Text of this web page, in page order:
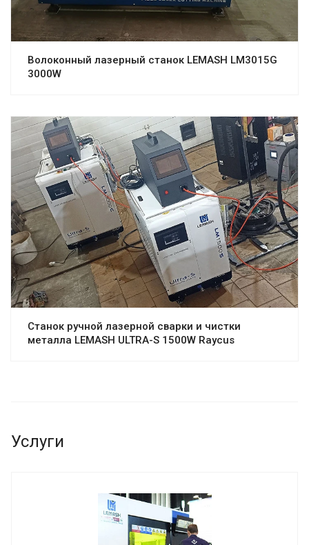
Волоконный лазерный станок LEMASH LM3015G
3000W
Станок ручной лазерной сварки и чистки
металла LEMASH ULTRA-S 1500W Raycus
Услуги